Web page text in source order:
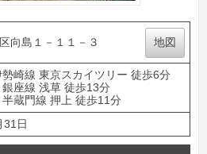
向島１－１１－３ 地図
崎線 東京スカイツリー 徒歩6分
座線 浅草 徒歩13分
蔵門線 押上 徒歩11分
31日